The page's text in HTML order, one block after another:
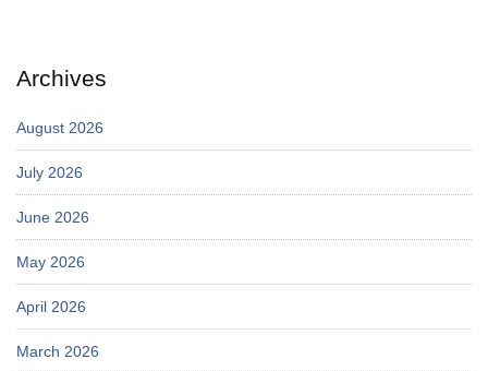
Archives
August 2026
July 2026
June 2026
May 2026
April 2026
March 2026